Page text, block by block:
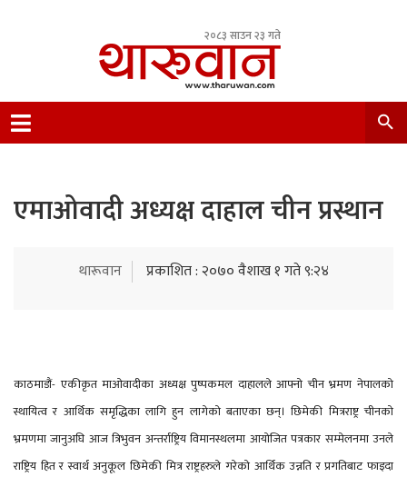
२०८३ साउन २३ गते
Nepal.
एमाओवादी अध्यक्ष दाहाल चीन प्रस्थान
थारूवान प्रकाशित : २०७० वैशाख १ गते ९:२४
काठमाडौं- एकीकृत माओवादीका अध्यक्ष पुष्पकमल दाहालले आफ्नो चीन भ्रमण नेपालको
स्थायित्व र आर्थिक समृद्धिका लागि हुन लागेको बताएका छन्। छिमेकी मित्रराष्ट्र चीनको
भ्रमणमा जानुअघि आज त्रिभुवन अन्तर्राष्ट्रिय विमानस्थलमा आयोजित पत्रकार सम्मेलनमा उनले
राष्ट्रिय हित र स्वार्थ अनुकूल छिमेकी मित्र राष्ट्रहरुले गरेको आर्थिक उन्नति र प्रगतिबाट फाइदा